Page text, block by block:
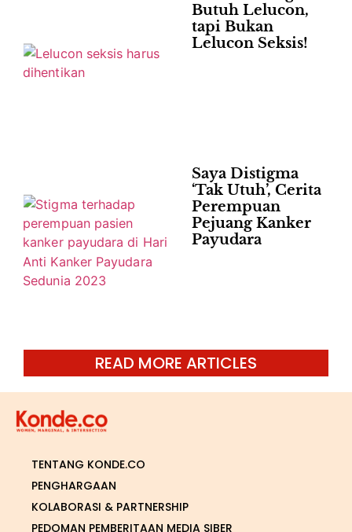
Butuh Lelucon,
tapi Bukan
Lelucon Seksis!
Saya Distigma
‘Tak Utuh’, Cerita
Perempuan
Pejuang Kanker
Payudara
READ MORE ARTICLES
TENTANG KONDE.CO
PENGHARGAAN
KOLABORASI & PARTNERSHIP
PEDOMAN PEMBERITAAN MEDIA SIBER